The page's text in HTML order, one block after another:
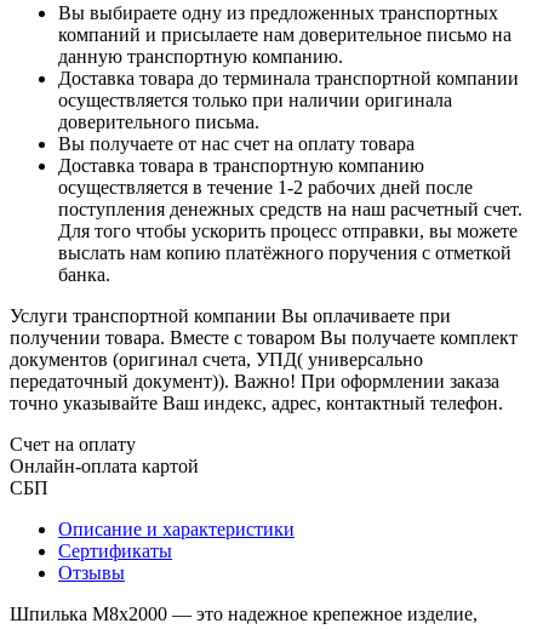
Вы выбираете одну из предложенных транспортных
компаний и присылаете нам доверительное письмо на
данную транспортную компанию.
Доставка товара до терминала транспортной компании
осуществляется только при наличии оригинала
доверительного письма.
Вы получаете от нас счет на оплату товара
Доставка товара в транспортную компанию
осуществляется в течение 1-2 рабочих дней после
поступления денежных средств на наш расчетный счет.
Для того чтобы ускорить процесс отправки, вы можете
выслать нам копию платёжного поручения с отметкой
банка.
Услуги транспортной компании Вы оплачиваете при
получении товара. Вместе с товаром Вы получаете комплект
документов (оригинал счета, УПД( универсально
передаточный документ)). Важно! При оформлении заказа
точно указывайте Ваш индекс, адрес, контактный телефон.
Счет на оплату
Онлайн-оплата картой
СБП
Описание и характеристики
Сертификаты
Отзывы
Шпилька М8х2000 — это надежное крепежное изделие,